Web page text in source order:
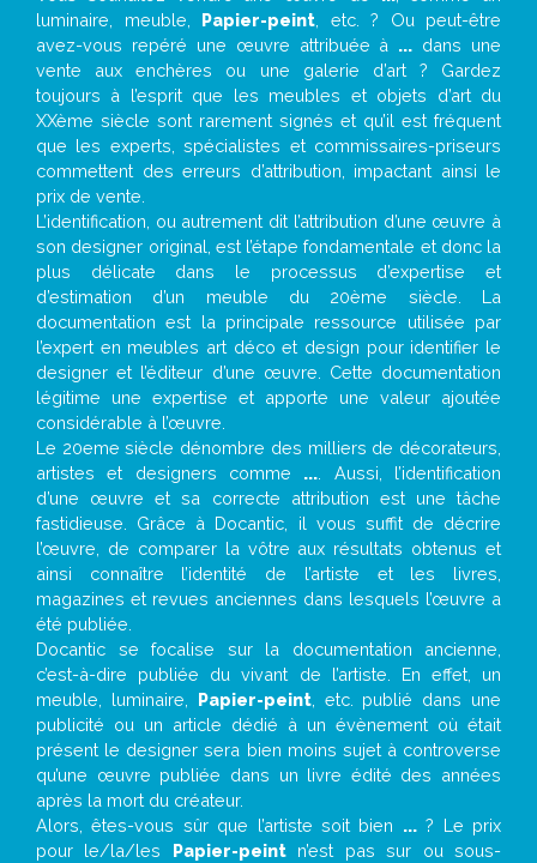
luminaire, meuble, Papier-peint , etc. ? Ou peut-être
avez-vous repéré une œuvre attribuée à ... dans une
vente aux enchères ou une galerie d’art ? Gardez
toujours à l’esprit que les meubles et objets d’art du
XXème siècle sont rarement signés et qu’il est fréquent
que les experts, spécialistes et commissaires-priseurs
commettent des erreurs d’attribution, impactant ainsi le
prix de vente.
L’identification, ou autrement dit l’attribution d’une œuvre à
son designer original, est l’étape fondamentale et donc la
plus délicate dans le processus d’expertise et
d’estimation d’un meuble du 20ème siècle. La
documentation est la principale ressource utilisée par
l’expert en meubles art déco et design pour identifier le
designer et l’éditeur d’une œuvre. Cette documentation
légitime une expertise et apporte une valeur ajoutée
considérable à l’œuvre.
Le 20eme siècle dénombre des milliers de décorateurs,
artistes et designers comme ... . Aussi, l’identification
d’une œuvre et sa correcte attribution est une tâche
fastidieuse. Grâce à Docantic, il vous suffit de décrire
l’œuvre, de comparer la vôtre aux résultats obtenus et
ainsi connaître l’identité de l’artiste et les livres,
magazines et revues anciennes dans lesquels l’œuvre a
été publiée.
Docantic se focalise sur la documentation ancienne,
c’est-à-dire publiée du vivant de l’artiste. En effet, un
meuble, luminaire, Papier-peint, etc. publié dans une
publicité ou un article dédié à un évènement où était
présent le designer sera bien moins sujet à controverse
qu’une œuvre publiée dans un livre édité des années
après la mort du créateur.
Alors, êtes-vous sûr que l’artiste soit bien ...? Le prix
pour le/la/les Papier-peintn’est pas sur ou sous-